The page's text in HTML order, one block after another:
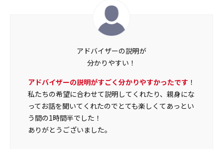
判断に迷う部分を
ショールームで解決！
見積もりにそって確認しながら丁寧に説明していただ
けたので、決断出来なかったことが決まりつつあり、
見学させていただけて良かったです。ありがとうござ
いました。